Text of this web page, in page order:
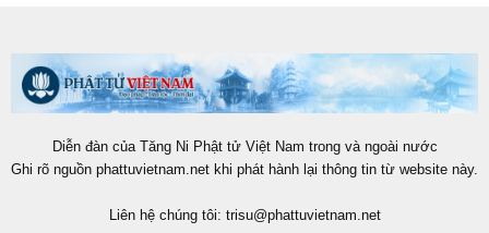
Diễn đàn của Tăng Ni Phật tử Việt Nam trong và ngoài nước
Ghi rõ nguồn phattuvietnam.net khi phát hành lại thông tin từ website này.
Liên hệ chúng tôi: trisu@phattuvietnam.net